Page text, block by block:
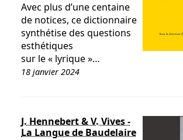
Avec plus d’une centaine
de notices, ce dictionnaire
synthétise des questions
esthétiques
sur le « lyrique »…
18 janvier 2024
J. Hennebert & V. Vives -
La Langue de Baudelaire